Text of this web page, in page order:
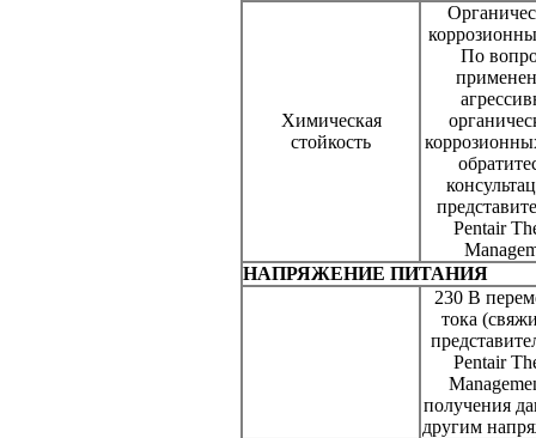
Химическая
стойкость
По
Pentair
НАПРЯЖЕНИЕ ПИТАНИЯ
230 В
тока
Pentair
получения
другим